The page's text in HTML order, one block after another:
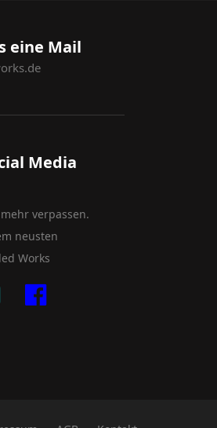
eine Mail
Media
verpassen.
neusten
Works